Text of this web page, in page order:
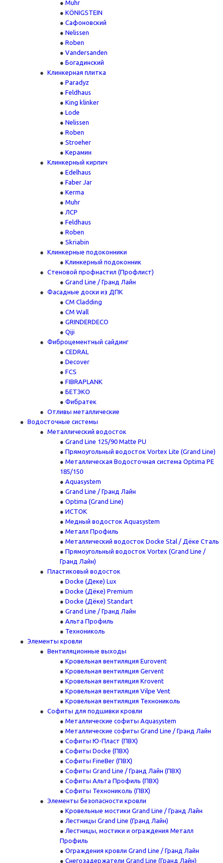
Muhr
KÖNIGSTEIN
Сафоновский
Nelissen
Roben
Vandersanden
Богадинский
Клинкерная плитка
Paradyz
Feldhaus
King klinker
Lode
Nelissen
Roben
Stroeher
Керамин
Клинкерный кирпич
Edelhaus
Faber Jar
Kerma
Muhr
ЛСР
Feldhaus
Roben
Skriabin
Клинкерные подоконники
Клинкерный подоконник
Стеновой профнастил (Профлист)
Grand Line / Гранд Лайн
Фасадные доски из ДПК
CM Cladding
CM Wall
GRINDERDECO
Qiji
Фиброцементный сайдинг
CEDRAL
Decover
FCS
FIBRAPLANK
БЕТЭКО
Фибратек
Отливы металлические
Водосточные системы
Металлический водосток
Grand Line 125/90 Matte PU
Прямоугольный водосток Vortex Lite (Grand Line)
Металлическая Водосточная система Optima PE
185/150
Aquasystem
Grand Line / Гранд Лайн
Optima (Grand Line)
ИСТОК
Медный водосток Aquasystem
Металл Профиль
Металлический водосток Docke Stal / Дёке Сталь
Прямоугольный водосток Vortex (Grand Line /
Гранд Лайн)
Пластиковый водосток
Docke (Деке) Lux
Docke (Дёке) Premium
Docke (Дёке) Standart
Grand Line / Гранд Лайн
Альта Профиль
Технониколь
Элементы кровли
Вентиляционные выходы
Кровельная вентиляция Eurovent
Кровельная вентиляция Gervent
Кровельная вентиляция Krovent
Кровельная вентиляция Vilpe Vent
Кровельная вентиляция Технониколь
Cофиты для подшивки кровли
Металлические софиты Aquasystem
Металлические софиты Grand Line / Гранд Лайн
Софиты Ю-Пласт (ПВХ)
Софиты Docke (ПВХ)
Софиты FineBer (ПВХ)
Софиты Grand Line / Гранд Лайн (ПВХ)
Софиты Альта Профиль (ПВХ)
Софиты Технониколь (ПВХ)
Элементы безопасности кровли
Кровельные мостики Grand Line / Гранд Лайн
Лестницы Grand Line (Гранд Лайн)
Лестницы, мостики и ограждения Металл
Профиль
Ограждения кровли Grand Line / Гранд Лайн
Снегозадержатели Grand Line (Гранд Лайн)